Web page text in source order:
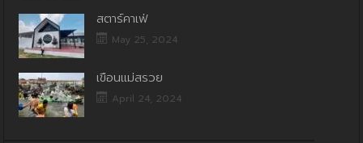
สตาร์คาเฟ่
May 25, 2024
เขื่อนแม่สรวย
April 24, 2024